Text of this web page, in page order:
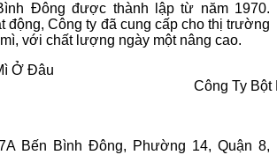
Đông được thành lập từ năm 1970.
động, Công ty đã cung cấp cho thị trường
với chất lượng ngày một nâng cao.
Công Ty
Bến Bình Đông, Phường 14, Quận 8,